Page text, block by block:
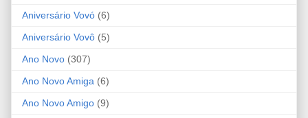
Aniversário Vovó (6)
Aniversário Vovô (5)
Ano Novo (307)
Ano Novo Amiga (6)
Ano Novo Amigo (9)